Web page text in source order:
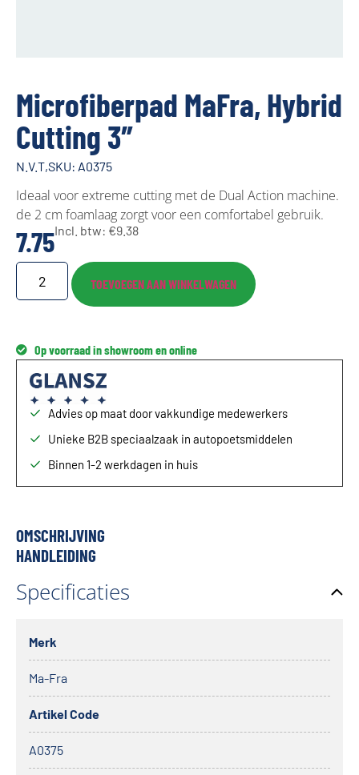
Microfiberpad MaFra, Hybrid
Cutting 3″
N.V.T,SKU: A0375
Ideaal voor extreme cutting met de Dual Action machine.
de 2 cm foamlaag zorgt voor een comfortabel gebruik.
7.75Incl. btw: €9.38
TOEVOEGEN AAN WINKELWAGEN
Op voorraad in showroom en online
Advies op maat door vakkundige medewerkers
Unieke B2B speciaalzaak in autopoetsmiddelen
Binnen 1-2 werkdagen in huis
OMSCHRIJVING
HANDLEIDING
Specificaties
Merk
Ma-Fra
Artikel Code
A0375